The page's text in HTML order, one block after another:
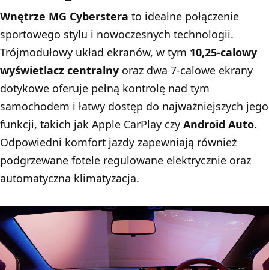
Wnętrze MG Cyberstera to idealne połączenie
sportowego stylu i nowoczesnych technologii.
Trójmodułowy układ ekranów, w tym 10,25-calowy
wyświetlacz centralny oraz dwa 7-calowe ekrany
dotykowe oferuje pełną kontrolę nad tym
samochodem i łatwy dostęp do najważniejszych jego
funkcji, takich jak Apple CarPlay czy Android Auto.
Odpowiedni komfort jazdy zapewniają również
podgrzewane fotele regulowane elektrycznie oraz
automatyczna klimatyzacja.